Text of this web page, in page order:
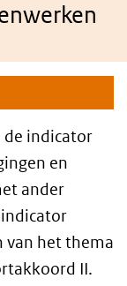
de indicator
en
ander
indicator
het thema
II.